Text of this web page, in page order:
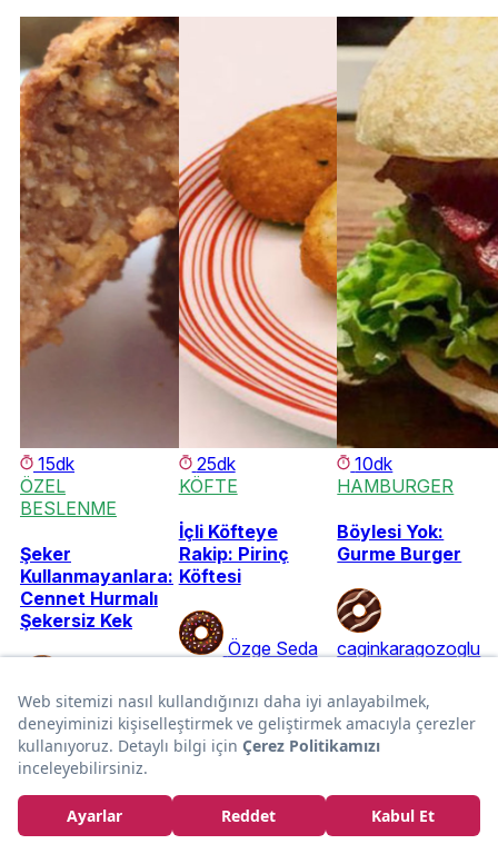
15dk
ÖZEL
BESLENME
Şeker
Kullanmayanlara:
Cennet Hurmalı
Şekersiz Kek
Özge
Ceren Öktem
25dk
KÖFTE
İçli Köfteye
Rakip: Pirinç
Köftesi
Özge Seda
10dk
HAMBURGER
Böylesi Yok:
Gurme Burger
caginkaragozoglu